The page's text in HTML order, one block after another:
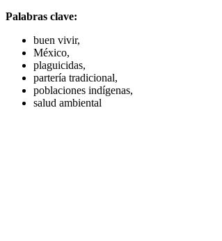
Palabras clave:
buen vivir,
México,
plaguicidas,
partería tradicional,
poblaciones indígenas,
salud ambiental